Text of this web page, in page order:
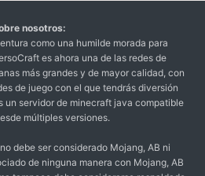
nosotros:
como una humilde morada para
es ahora una de las redes de
más grandes y de mayor calidad, con
de juego con el que tendrás diversión
un servidor de minecraft java compatible
múltiples versiones.
debe ser considerado Mojang, AB ni
de ninguna manera con Mojang, AB